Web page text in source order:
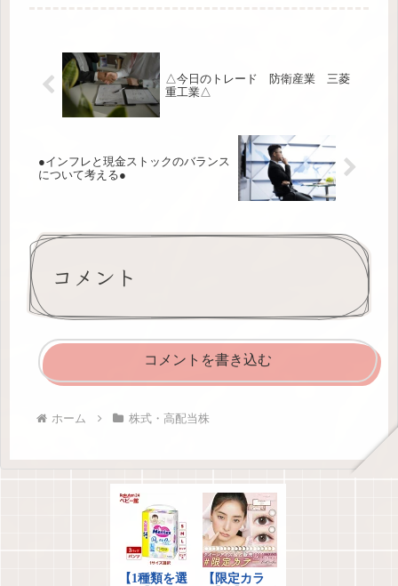
△今日のトレード 防衛産業 三菱
重工業△
●インフレと現金ストックのバランス
について考える●
コメント
コメントを書き込む
ホーム 株式・高配当株